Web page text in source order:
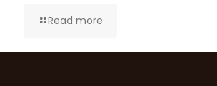
Read more